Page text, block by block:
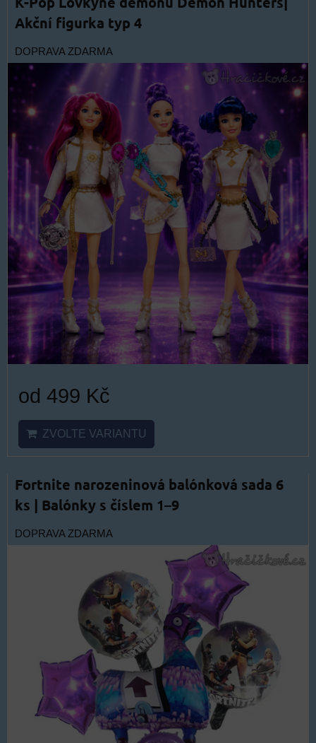
Akční figurka typ 4
DOPRAVA ZDARMA
od 499 Kč
ZVOLTE VARIANTU
Fortnite narozeninová balónková sada 6
ks | Balónky s číslem 1–9
DOPRAVA ZDARMA